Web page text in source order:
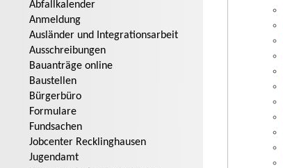
Abfallkalender
Anmeldung
Ausländer und Integrationsarbeit
Ausschreibungen
Bauanträge online
Baustellen
Bürgerbüro
Formulare
Fundsachen
Jobcenter Recklinghausen
Jugendamt